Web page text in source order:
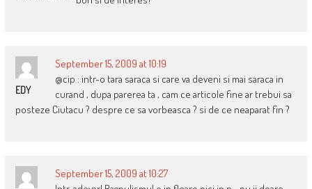
EDY
September 15, 2009 at 10:19
@cip : intr-o tara saraca si care va deveni si mai saraca in
curand , dupa parerea ta , cam ce articole fine ar trebui sa
posteze Ciutacu ? despre ce sa vorbeasca ? si de ce neaparat fin ?
September 15, 2009 at 10:27